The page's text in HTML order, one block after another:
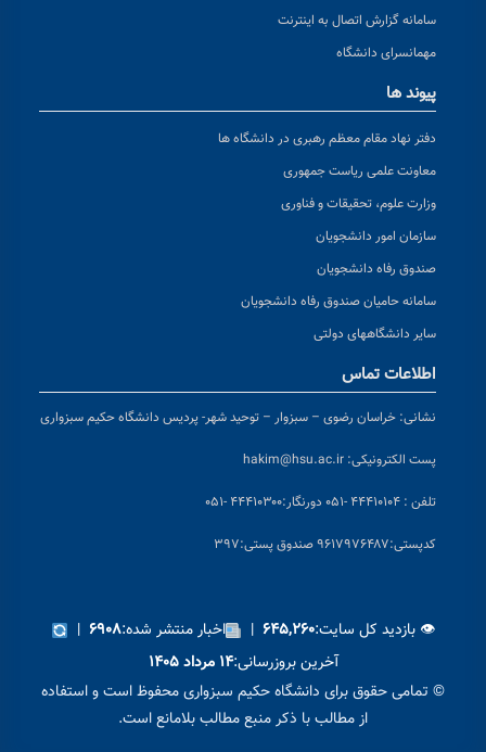
سامانه گزارش اتصال به اینترنت
مهمانسرای دانشگاه
پیوند ها
دفتر نهاد مقام معظم رهبری در دانشگاه ها
معاونت علمی ریاست جمهوری
وزارت علوم، تحقیقات و فناوری
سازمان امور دانشجویان
صندوق رفاه دانشجویان
سامانه حامیان صندوق رفاه دانشجویان
سایر دانشگاههای دولتی
اطلاعات تماس
نشانی: خراسان رضوی – سبزوار – توحید شهر- پردیس دانشگاه حکیم سبزواری
پست الکترونیکی: hakim@hsu.ac.ir
تلفن : ۴۴۴۱۰۱۰۴ -۰۵۱ دورنگار:۴۴۴۱۰۳۰۰ -۰۵۱
کدپستی:۹۶۱۷۹۷۶۴۸۷ صندوق پستی:۳۹۷
👁 بازدید کل سایت:۶۴۵,۲۶۰ | اخبار منتشر شده:۶۹۰۸ |
آخرین بروزرسانی:۱۴ مرداد ۱۴۰۵
© تمامی حقوق برای دانشگاه حکیم سبزواری محفوظ است و استفاده
از مطالب با ذکر منبع مطالب بلامانع است.